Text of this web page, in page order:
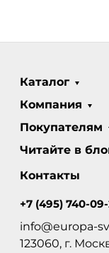
Каталог
Компания
Покупателям
Читайте в
Контакты
+7 (495) 740-
info@europa-
123060, г.